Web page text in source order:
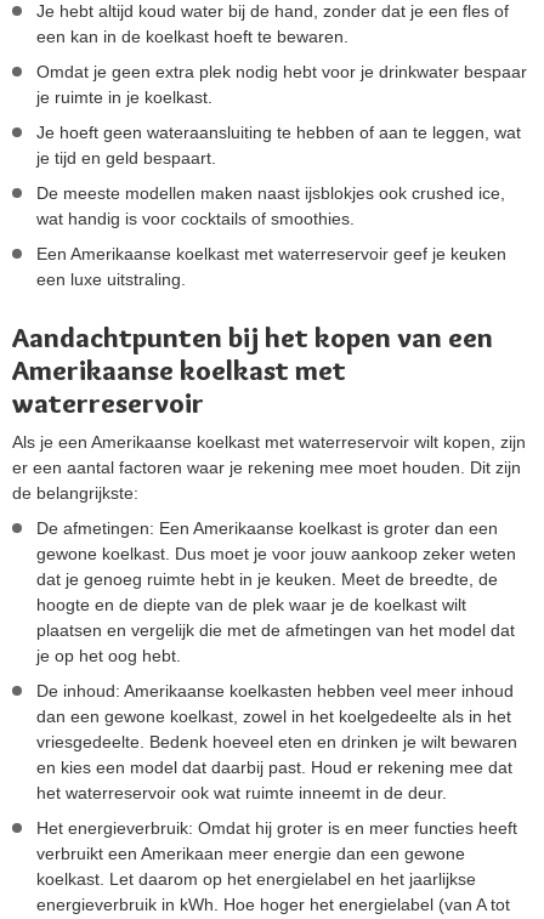
Je hebt altijd koud water bij de hand, zonder dat je een fles of
een kan in de koelkast hoeft te bewaren.
Omdat je geen extra plek nodig hebt voor je drinkwater bespaar
je ruimte in je koelkast.
Je hoeft geen wateraansluiting te hebben of aan te leggen, wat
je tijd en geld bespaart.
De meeste modellen maken naast ijsblokjes ook crushed ice,
wat handig is voor cocktails of smoothies.
Een Amerikaanse koelkast met waterreservoir geef je keuken
een luxe uitstraling.
Aandachtpunten bij het kopen van een
Amerikaanse koelkast met
waterreservoir
Als je een Amerikaanse koelkast met waterreservoir wilt kopen, zijn
er een aantal factoren waar je rekening mee moet houden. Dit zijn
de belangrijkste:
De afmetingen: Een Amerikaanse koelkast is groter dan een
gewone koelkast. Dus moet je voor jouw aankoop zeker weten
dat je genoeg ruimte hebt in je keuken. Meet de breedte, de
hoogte en de diepte van de plek waar je de koelkast wilt
plaatsen en vergelijk die met de afmetingen van het model dat
je op het oog hebt.
De inhoud: Amerikaanse koelkasten hebben veel meer inhoud
dan een gewone koelkast, zowel in het koelgedeelte als in het
vriesgedeelte. Bedenk hoeveel eten en drinken je wilt bewaren
en kies een model dat daarbij past. Houd er rekening mee dat
het waterreservoir ook wat ruimte inneemt in de deur.
Het energieverbruik: Omdat hij groter is en meer functies heeft
verbruikt een Amerikaan meer energie dan een gewone
koelkast. Let daarom op het energielabel en het jaarlijkse
energieverbruik in kWh. Hoe hoger het energielabel (van A tot